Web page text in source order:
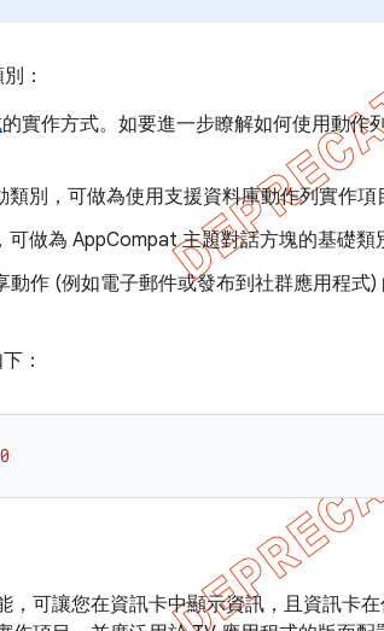
：
的實作方式。如要進一步瞭解如何使用動作
類別，可做為使用支援資料庫動作列實作
可做為 AppCompat 主題對話方塊的基礎類
動作 (例如電子郵件或發布到社群應用程式
：
0
，可讓您在資訊卡中顯示資訊，且資訊卡